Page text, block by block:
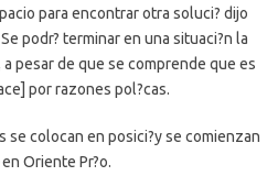
para encontrar otra soluci? dijo
podr? terminar en una situaci?n la
pesar de que se comprende que es
por razones pol?cas.
se colocan en posici?y se comienzan
en Oriente Pr?o.